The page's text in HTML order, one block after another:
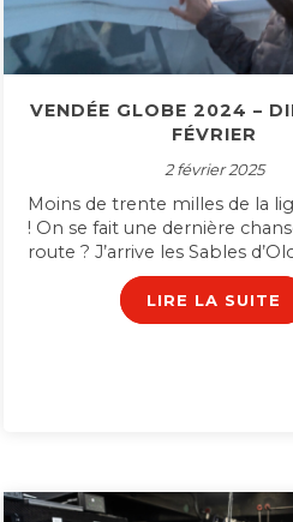
VENDÉE GLOBE 2024 –
FÉVRIER
2 février 2025
Moins de trente milles de la
! On se fait une dernière
route ? J’arrive les Sables
LIRE LA SUITE